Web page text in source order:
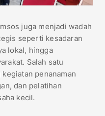
juga menjadi wadah
seperti kesadaran
lokal, hingga
Salah satu
penanaman
dan pelatihan
kecil.